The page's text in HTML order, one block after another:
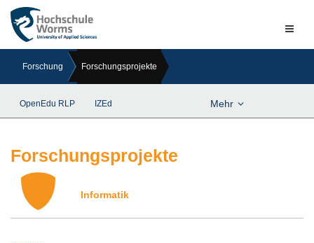
Forschung Forschungsprojekte
OpenEdu RLP IZEd Mehr
Forschungsprojekte
Informatik